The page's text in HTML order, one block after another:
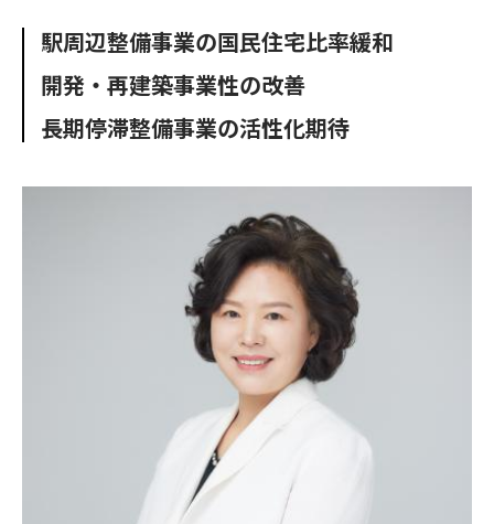
o
k
e
駅周辺整備事業の国民住宅比率緩和
開発・再建築事業性の改善
長期停滞整備事業の活性化期待